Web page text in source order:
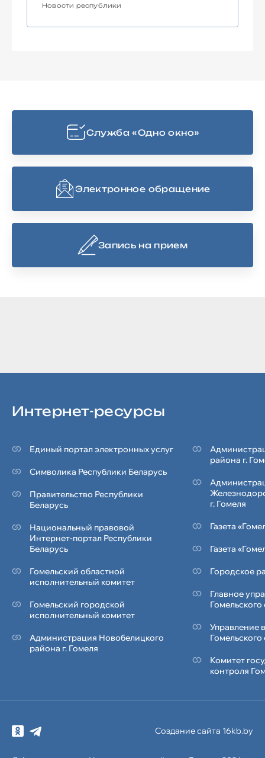
Новости республики
Cлужба «Одно окно»
Электронное обращение
Запись на прием
Интернет-ресурсы
Единый портал электронных услуг
Символика Реcпублики Беларусь
Правительство Республики
Беларусь
Национальный правовой
Интернет-портал Республики
Беларусь
Гомельский областной
исполнительный комитет
Гомельский городской
исполнительный комитет
Администрация Новобелицкого
района г. Гомеля
района г.
г. Гомеля
Газета
Газета
Городское
Главное
Управление
Комитет
контроля
Создание сайта 16kb.by